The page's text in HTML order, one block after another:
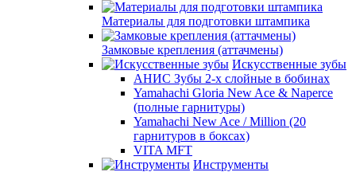
Материалы для подготовки штампика
Замковые крепления (аттачмены)
Искусственные зубы
АНИС Зубы 2-х слойные в бобинах
Yamahachi Gloria New Ace & Naperce
(полные гарнитуры)
Yamahachi New Ace / Million (20
гарнитуров в боксах)
VITA MFT
Инструменты